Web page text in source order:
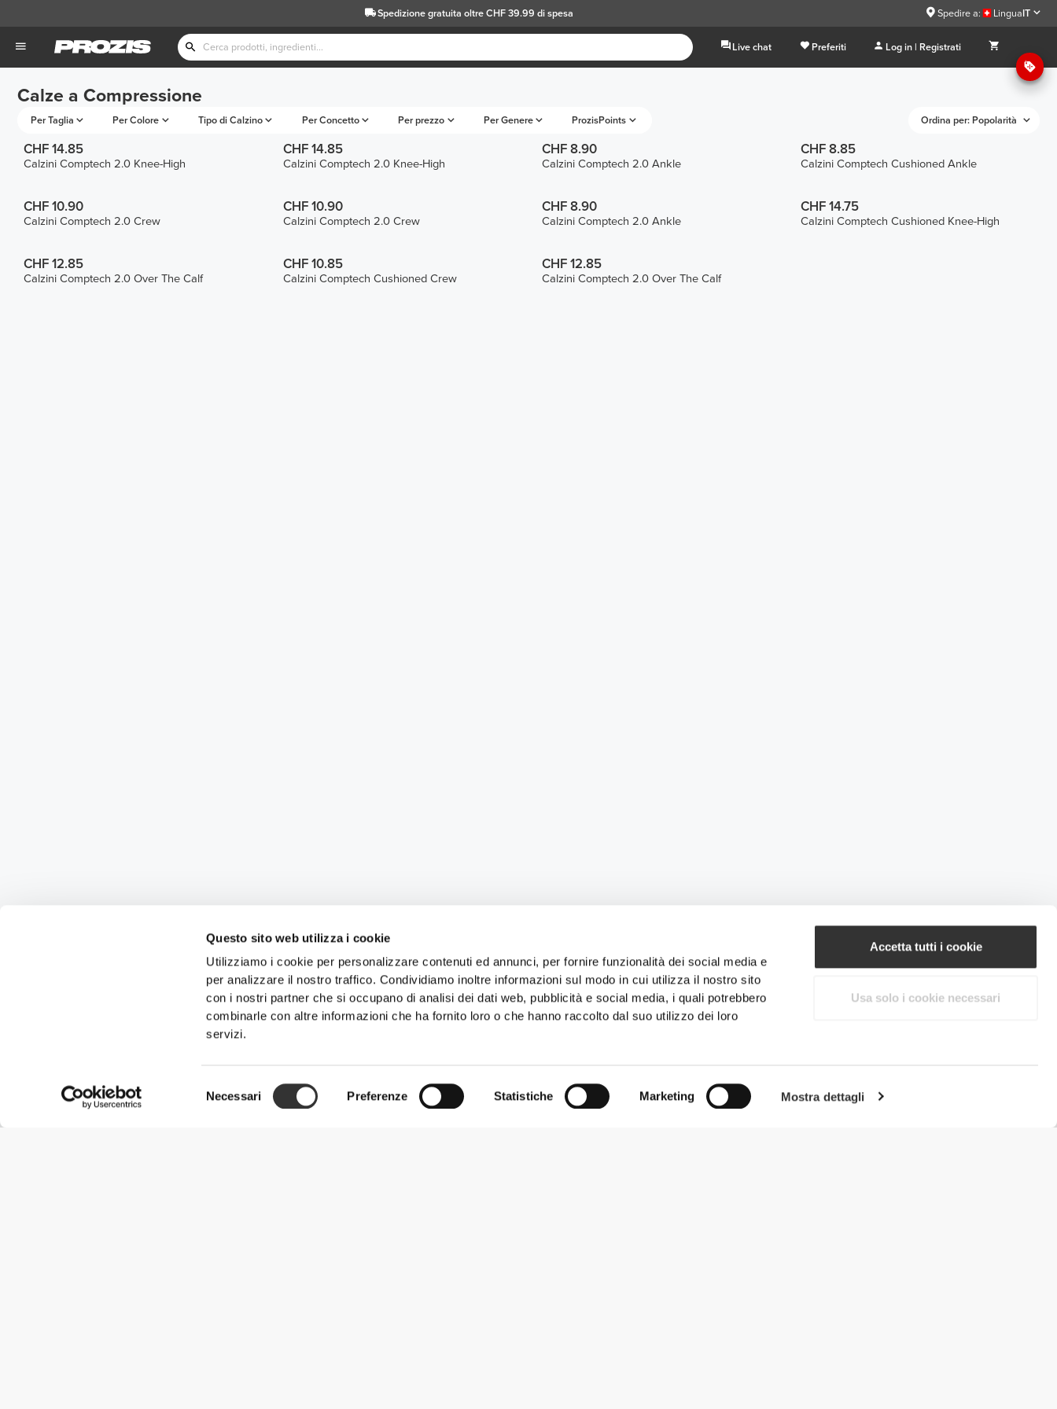
Questo sito web utilizza i cookie
Utilizziamo i cookie per personalizzare contenuti ed annunci, per fornire funzionalità dei social media e
per analizzare il nostro traffico. Condividiamo inoltre informazioni sul modo in cui utilizza il nostro sito
con i nostri partner che si occupano di analisi dei dati web, pubblicità e social media, i quali potrebbero
combinarle con altre informazioni che ha fornito loro o che hanno raccolto dal suo utilizzo dei loro
servizi.
del
Necessari Preferenze Statistiche Marketing Mostra dettagli
Accetta tutti i cookie
Usa solo i cookie necessari
Spedizione gratuita oltre CHF 39.99 di spesa Spedire a: LinguaIT
Live chat Preferiti Log in | Registrati
Calze a Compressione
Per Taglia Per Colore Tipo di Calzino Per Concetto Per prezzo Per Genere ProzisPoints Ordina per: Popolarità
CHF 14.85
Calzini Comptech 2.0 Knee-High
CHF 14.85
Calzini Comptech 2.0 Knee-High
CHF 8.90
Calzini Comptech 2.0 Ankle
CHF 8.85
Calzini Comptech Cushioned Ankle
CHF 10.90
Calzini Comptech 2.0 Crew
CHF 10.90
Calzini Comptech 2.0 Crew
CHF 8.90
Calzini Comptech 2.0 Ankle
CHF 14.75
Calzini Comptech Cushioned Knee-High
CHF 12.85
Calzini Comptech 2.0 Over The Calf
CHF 10.85
Calzini Comptech Cushioned Crew
CHF 12.85
Calzini Comptech 2.0 Over The Calf